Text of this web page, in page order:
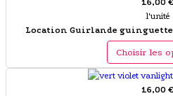
16,00 €
l'unité
Location Guirlande guinguette
Choisir les
16,00 €